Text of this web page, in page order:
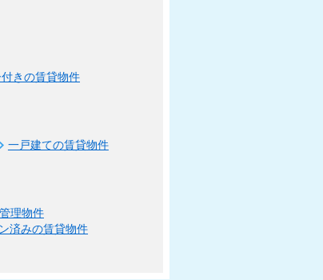
きの賃貸物件
一戸建ての賃貸物件
理物件
済みの賃貸物件